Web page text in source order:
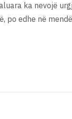
ka nevojë
edhe në